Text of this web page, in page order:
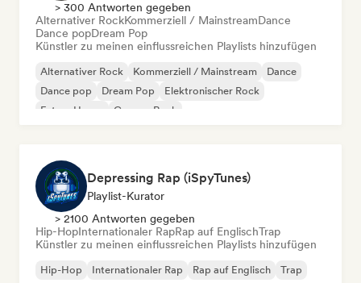
> 300 Antworten gegeben
Alternativer RockKommerziell / MainstreamDance
Dance popDream Pop
Künstler zu meinen einflussreichen Playlists hinzufügen
Alternativer Rock Kommerziell / Mainstream
Dance
Dance pop
Dream Pop
Elektronischer Rock
Future House
Garage-Rock
Depressing Rap (iSpyTunes)
Playlist-Kurator
> 2100 Antworten gegeben
Hip-HopInternationaler RapRap auf EnglischTrap
Künstler zu meinen einflussreichen Playlists hinzufügen
Hip-Hop Internationaler Rap Rap auf Englisch Trap